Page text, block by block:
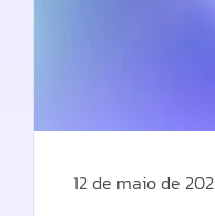
12 de maio de